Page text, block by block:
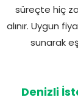
süreçte hiç
alınır. Uygun
sunarak
Denizli